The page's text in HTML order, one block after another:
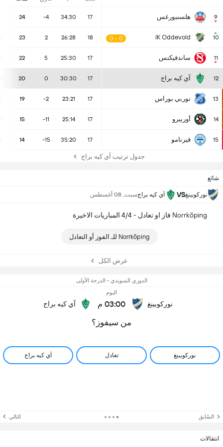
9 هلسنبورغس 17
34:30
-4
24
10
IK Oddevold
0 - 0
18
26:28
2
23
11 ساندفيكنس 17
25:30
5
22
12 آي كيه براج 17
30:30
0
20
13 نوربي بوراس 17
23:21
-2
19
14 أوريبرو 17
25:14
-11
15
15 فيرنامو 17
35:20
-15
14
جدول ترتيب آي كيه براج
شائع
نوركوبينغVS آي كيه براجسبت, 08 أغسطس
Norrköping فاز او تعادل - 4/4 المباريات الاخيرة
Norrköping للـ الفوز أو التعادل
عرض الكل
الدوري السويدي - الدرجة الأولى
نوركوبينغ
اليوم
03:00 م آي كيه براج
من سيفوز؟
نوركوبينغ تعادل آي كيه براج
السّابق التالي
انتقالات